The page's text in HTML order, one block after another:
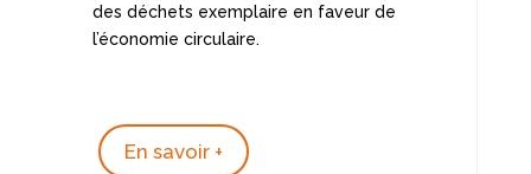
des déchets exemplaire en faveur de
l’économie circulaire.
En savoir +